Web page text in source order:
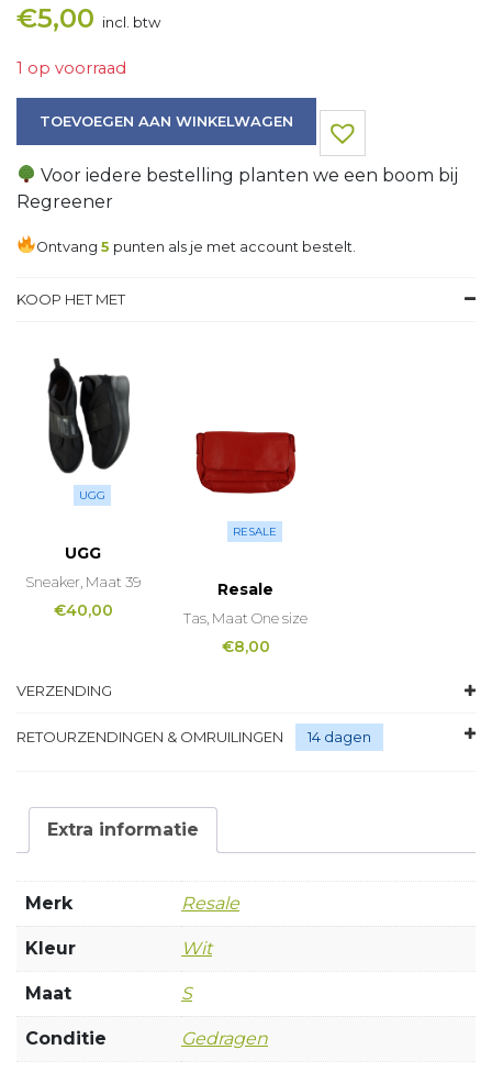
€5,00 incl. btw
1 op voorraad
TOEVOEGEN AAN WINKELWAGEN
Voor iedere bestelling planten we een boom bij
Regreener
Ontvang5 punten als je met account bestelt.
KOOP HET MET
UGG
UGG
Sneaker, Maat 39
€40,00
RESALE
Resale
Tas, Maat One size
€8,00
VERZENDING
RETOURZENDINGEN & OMRUILINGEN 14 dagen
Extra informatie
Merk Resale
Kleur Wit
Maat S
Conditie Gedragen